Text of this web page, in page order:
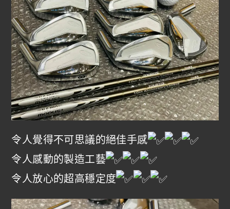
令人覺得不可思議的絕佳手感
令人感動的製造工藝
令人放心的超高穩定度